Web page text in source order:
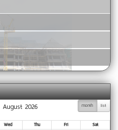
month list
August 2026
Wed Thu Fri
Sat